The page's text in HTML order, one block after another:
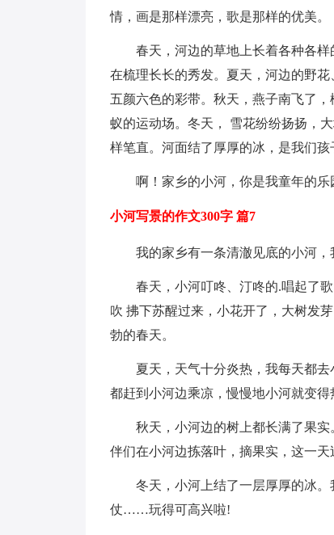
情，画是那样漂亮，歌是那样的优美。
春天，河边的草地上长着各种各
在梳理长长的秀发。夏天，河边的野
五颜六色的彩带。秋天，燕子南飞了
蚁的运动场。冬天， 雪花纷纷扬扬，
样笔直。河面结了厚厚的冰，是我们孩
啊！家乡的小河，你是我童年的
小河写景的作文300字 篇7
我的家乡有一条清澈见底的小河，
春天，小河叮咚、汀咚的.唱起了
吹 拂下苏醒过来，小花开了，大树发
勃的春天。
夏天，天气十分炎热，我每天都
都赶到小河边乘凉，慢慢地小河就变得
秋天，小河边的树上都长满了果
伴们在小河边拣落叶，摘果实，这一天
冬天，小河上结了一层厚厚的冰
仗……玩得可高兴啦!